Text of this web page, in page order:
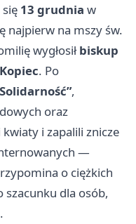
13 grudnia w
najpierw na mszy św.
wygłosiłbiskup
. Po
,
oraz
i zapalili znicze
—
o ciężkich
dla osób,